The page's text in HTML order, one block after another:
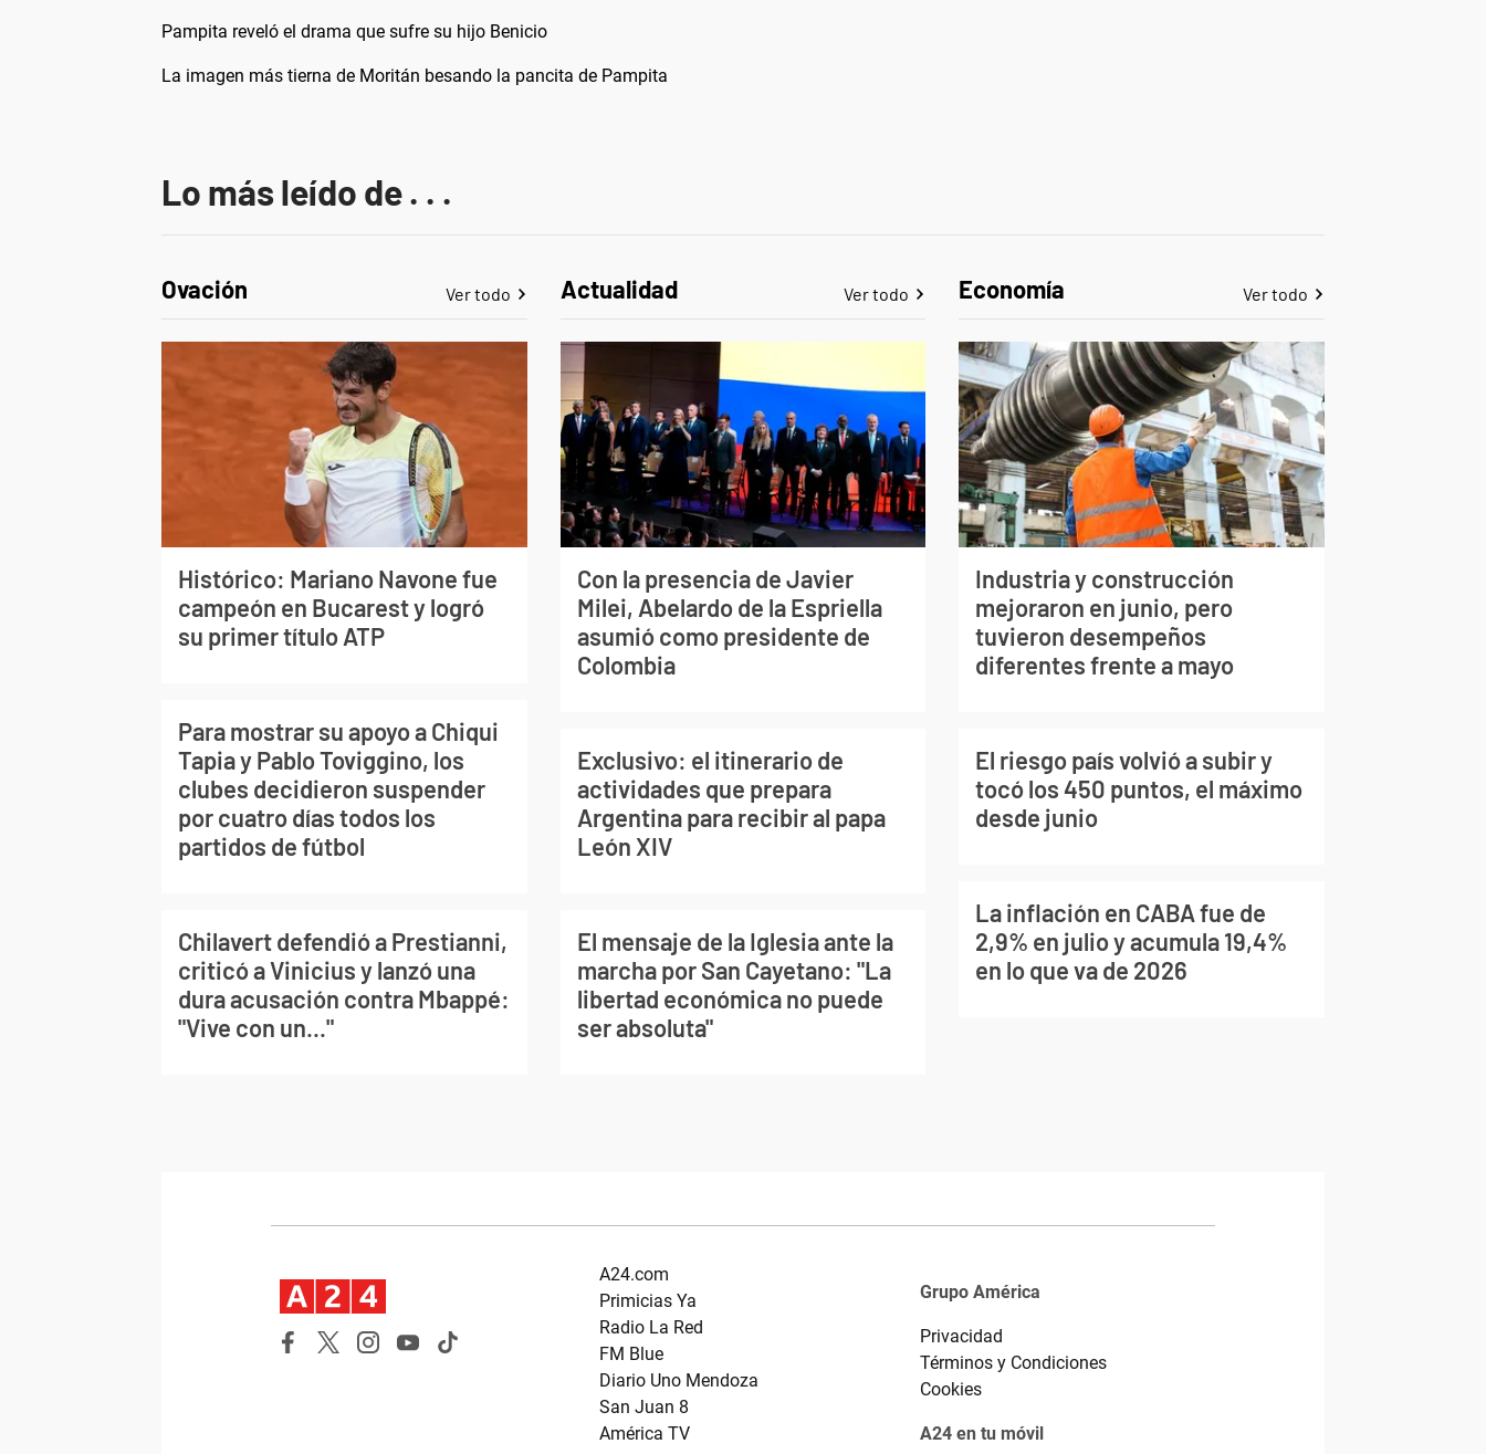
Pampita reveló el drama que sufre su hijo Benicio
La imagen más tierna de Moritán besando la pancita de Pampita
Lo más leído de . . .
Ovación Ver todo
Histórico: Mariano Navone fue
campeón en Bucarest y logró
su primer título ATP
Para mostrar su apoyo a Chiqui
Tapia y Pablo Toviggino, los
clubes decidieron suspender
por cuatro días todos los
partidos de fútbol
Chilavert defendió a Prestianni,
criticó a Vinicius y lanzó una
dura acusación contra Mbappé:
"Vive con un..."
Actualidad Ver todo
Con la presencia de Javier
Milei, Abelardo de la Espriella
asumió como presidente de
Colombia
Exclusivo: el itinerario de
actividades que prepara
Argentina para recibir al papa
León XIV
El mensaje de la Iglesia ante la
marcha por San Cayetano: "La
libertad económica no puede
ser absoluta"
Economía Ver todo
Industria y construcción
mejoraron en junio, pero
tuvieron desempeños
diferentes frente a mayo
El riesgo país volvió a subir y
tocó los 450 puntos, el máximo
desde junio
La inflación en CABA fue de
2,9% en julio y acumula 19,4%
en lo que va de 2026
A24.com
Primicias Ya
Radio La Red
FM Blue
Diario Uno Mendoza
San Juan 8
América TV
Grupo América
Privacidad
Términos y Condiciones
Cookies
A24 en tu móvil